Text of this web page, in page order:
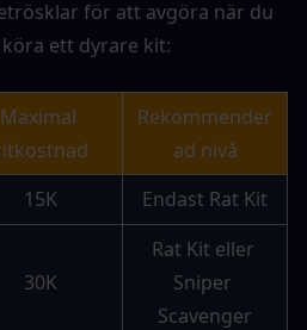
för att avgöra när du
ett dyrare kit:
Maximal
Rekommender
ad nivå
15K Endast Rat Kit
30K
Rat Kit eller
Sniper
Scavenger